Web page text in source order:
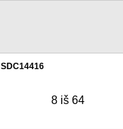
SDC14416
8 iš 64